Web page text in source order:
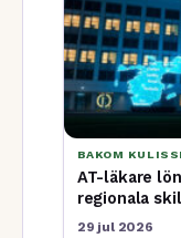
BAKOM
AT-läkare
regionala
29 jul 2026